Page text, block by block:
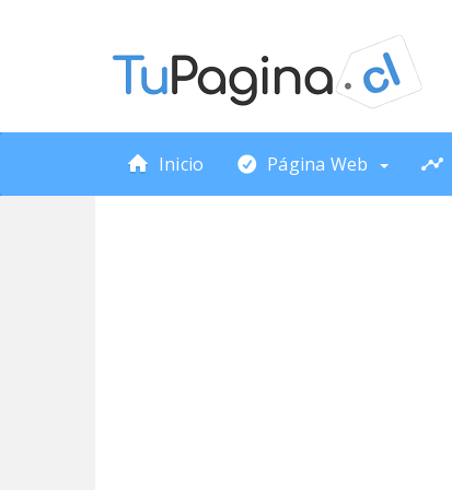
Inicio Página Web